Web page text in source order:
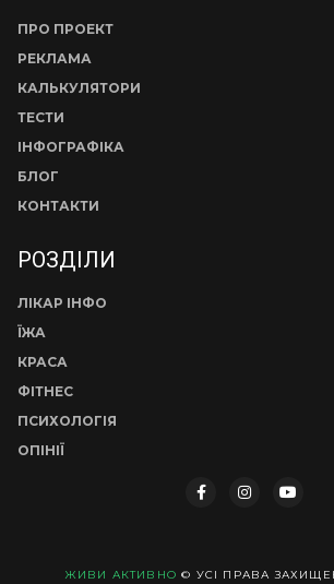
ПРО ПРОЕКТ
РЕКЛАМА
КАЛЬКУЛЯТОРИ
ТЕСТИ
ІНФОГРАФІКА
БЛОГ
КОНТАКТИ
РОЗДІЛИ
ЛІКАР ІНФО
ЇЖА
КРАСА
ФІТНЕС
ПСИХОЛОГІЯ
ОПІНІЇ
ЖИВИ АКТИВНО © УСІ ПРАВА